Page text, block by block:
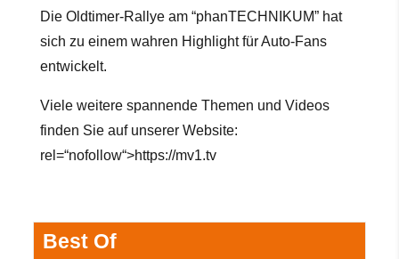
Die Oldtimer-Rallye am “phanTECHNIKUM” hat
sich zu einem wahren Highlight für Auto-Fans
entwickelt.
Viele weitere spannende Themen und Videos
finden Sie auf unserer Website:
rel=“nofollow“>https://mv1.tv
Best Of